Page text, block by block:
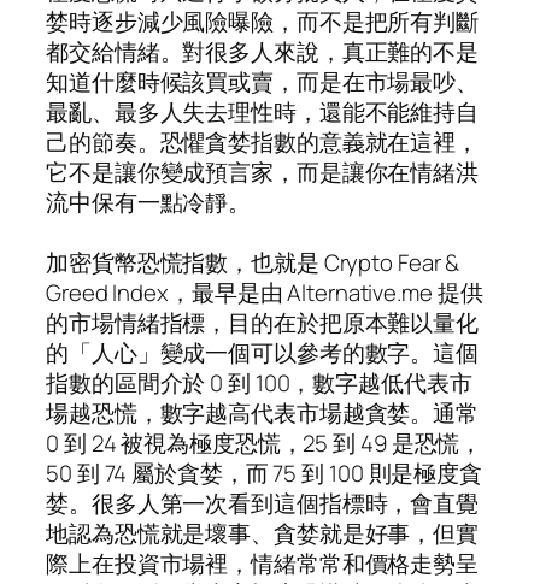
婪時逐步減少風險曝險，而不是把所有判斷
都交給情緒。對很多人來說，真正難的不是
知道什麼時候該買或賣，而是在市場最吵、
最亂、最多人失去理性時，還能不能維持自
己的節奏。恐懼貪婪指數的意義就在這裡，
它不是讓你變成預言家，而是讓你在情緒洪
流中保有一點冷靜。
加密貨幣恐慌指數，也就是 Crypto Fear &
Greed Index，最早是由 Alternative.me 提供
的市場情緒指標，目的在於把原本難以量化
的「人心」變成一個可以參考的數字。這個
指數的區間介於 0 到 100，數字越低代表市
場越恐慌，數字越高代表市場越貪婪。通常
0 到 24 被視為極度恐慌，25 到 49 是恐慌，
50 到 74 屬於貪婪，而 75 到 100 則是極度貪
婪。很多人第一次看到這個指標時，會直覺
地認為恐慌就是壞事、貪婪就是好事，但實
際上在投資市場裡，情緒常常和價格走勢呈